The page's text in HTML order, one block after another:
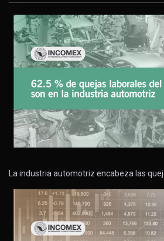
La industria automotriz encabeza las